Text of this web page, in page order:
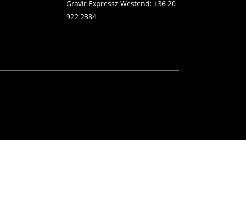
Gravír Expressz Westend:+36 20
922 2384